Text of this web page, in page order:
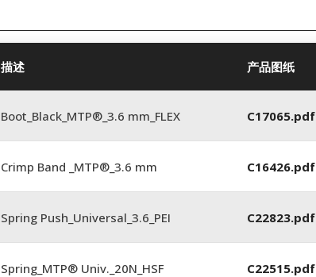
描述 产品图纸
Boot_Black_MTP®_3.6 mm_FLEX C17065.pdf
Crimp Band _MTP®_3.6 mm C16426.pdf
Spring Push_Universal_3.6_PEI C22823.pdf
Spring_MTP® Univ._20N_HSF C22515.pdf